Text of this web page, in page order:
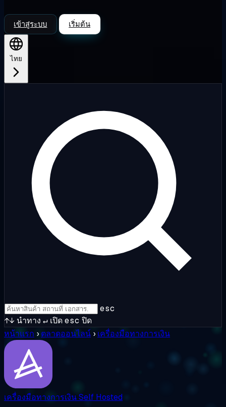
เข้าสู่ระบบ เริ่มต้น
ไทย
esc
↑↓ นำทาง ↵ เปิดesc ปิด
หน้าแรก › ตลาดออนไลน์ › เครื่องมือทางการเงิน
เครื่องมือทางการเงินSelf Hosted